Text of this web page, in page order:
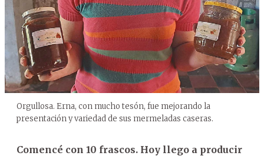
Orgullosa. Erna, con mucho tesón, fue mejorando la
presentación y variedad de sus mermeladas caseras.
Comencé con 10 frascos. Hoy llego a producir